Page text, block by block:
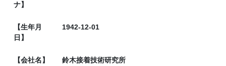
ナ】
【生年月
日】
1942-12-01
【会社名】 鈴木接着技術研究所